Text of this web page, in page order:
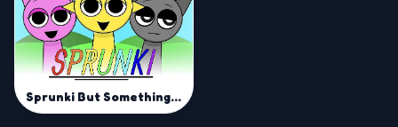
Sprunki But Something Is Wrong